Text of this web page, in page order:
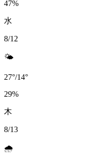
47%
水
8/12
🌤️
27°/14°
29%
木
8/13
🌧️